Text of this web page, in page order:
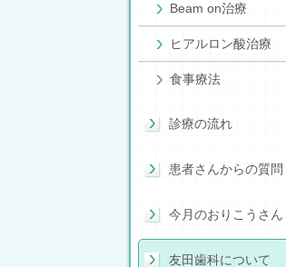
Beam on治療
ヒアルロン酸治療
食事療法
診療の流れ
患者さんからの質問
今月のおりこうさん
友田歯科について